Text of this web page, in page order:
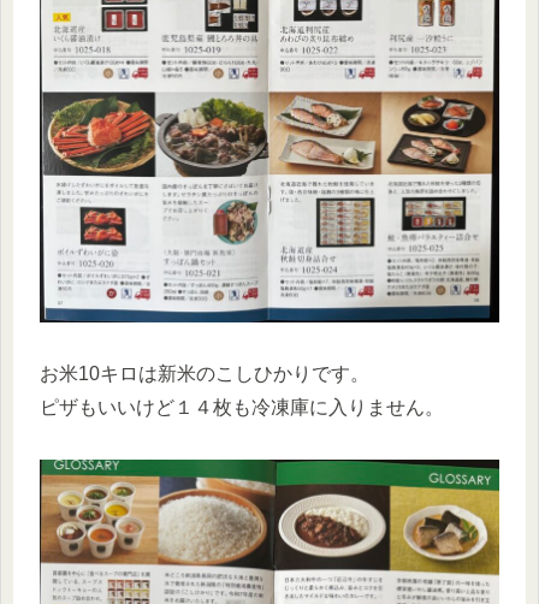
お米10キロは新米のこしひかりです。
ピザもいいけど１４枚も冷凍庫に入りません。